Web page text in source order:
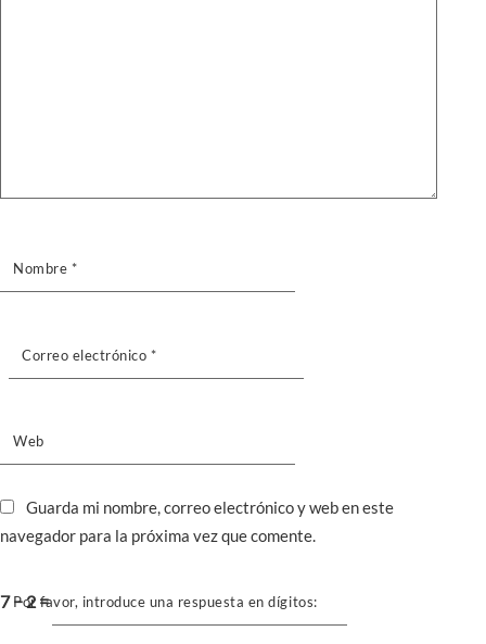
Nombre *
Correo electrónico *
Web
Guarda mi nombre, correo electrónico y web en este
navegador para la próxima vez que comente.
Por favor, introduce una respuesta en dígitos:
7 − 2 =